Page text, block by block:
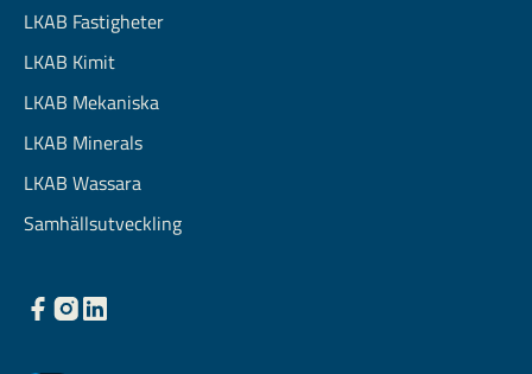
LKAB Fastigheter
LKAB Kimit
LKAB Mekaniska
LKAB Minerals
LKAB Wassara
Samhällsutveckling